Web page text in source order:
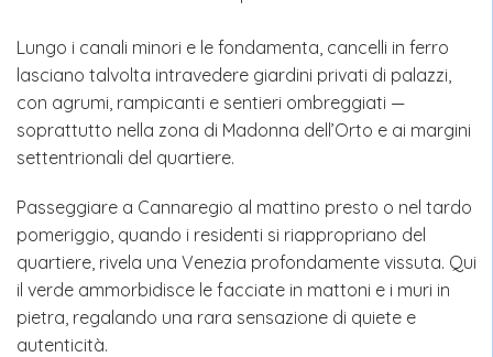
Lungo i canali minori e le fondamenta, cancelli in ferro
lasciano talvolta intravedere giardini privati di palazzi,
con agrumi, rampicanti e sentieri ombreggiati —
soprattutto nella zona di Madonna dell’Orto e ai margini
settentrionali del quartiere.
Passeggiare a Cannaregio al mattino presto o nel tardo
pomeriggio, quando i residenti si riappropriano del
quartiere, rivela una Venezia profondamente vissuta. Qui
il verde ammorbidisce le facciate in mattoni e i muri in
pietra, regalando una rara sensazione di quiete e
autenticità.